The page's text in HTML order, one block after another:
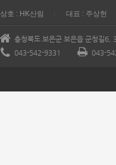
상호 : HK산림 대표 : 주상헌
충청북도 보은군 보은읍 군청길6,
043-542-9331
043-